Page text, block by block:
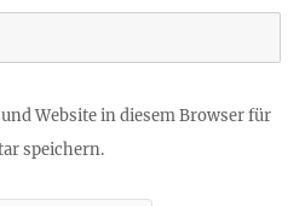
Website in diesem Browser für
speichern.